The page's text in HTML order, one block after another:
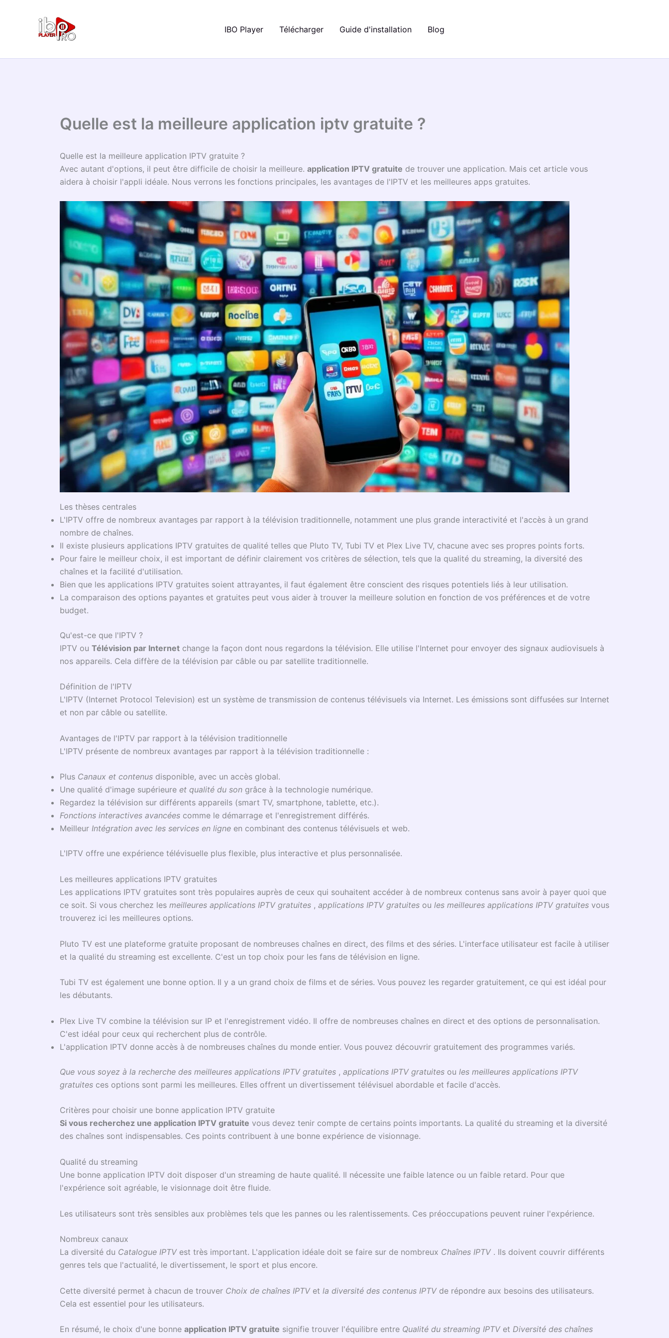
IBO Player Télécharger Guide d'installation Blog
Quelle est la meilleure application iptv gratuite ?
Quelle est la meilleure application IPTV gratuite ?
Avec autant d'options, il peut être difficile de choisir la meilleure. application IPTV gratuite de trouver une application. Mais cet article vous
aidera à choisir l'appli idéale. Nous verrons les fonctions principales, les avantages de l'IPTV et les meilleures apps gratuites.
Les thèses centrales
L'IPTV offre de nombreux avantages par rapport à la télévision traditionnelle, notamment une plus grande interactivité et l'accès à un grand
nombre de chaînes.
Il existe plusieurs applications IPTV gratuites de qualité telles que Pluto TV, Tubi TV et Plex Live TV, chacune avec ses propres points forts.
Pour faire le meilleur choix, il est important de définir clairement vos critères de sélection, tels que la qualité du streaming, la diversité des
chaînes et la facilité d'utilisation.
Bien que les applications IPTV gratuites soient attrayantes, il faut également être conscient des risques potentiels liés à leur utilisation.
La comparaison des options payantes et gratuites peut vous aider à trouver la meilleure solution en fonction de vos préférences et de votre
budget.
Qu'est-ce que l'IPTV ?
IPTV ou Télévision par Internet change la façon dont nous regardons la télévision. Elle utilise l'Internet pour envoyer des signaux audiovisuels à
nos appareils. Cela diffère de la télévision par câble ou par satellite traditionnelle.
Définition de l'IPTV
L'IPTV (Internet Protocol Television) est un système de transmission de contenus télévisuels via Internet. Les émissions sont diffusées sur Internet
et non par câble ou satellite.
Avantages de l'IPTV par rapport à la télévision traditionnelle
L'IPTV présente de nombreux avantages par rapport à la télévision traditionnelle :
Plus Canaux et contenus disponible, avec un accès global.
Une qualité d'image supérieure et qualité du son grâce à la technologie numérique.
Regardez la télévision sur différents appareils (smart TV, smartphone, tablette, etc.).
Fonctions interactives avancées comme le démarrage et l'enregistrement différés.
Meilleur Intégration avec les services en ligne en combinant des contenus télévisuels et web.
L'IPTV offre une expérience télévisuelle plus flexible, plus interactive et plus personnalisée.
Les meilleures applications IPTV gratuites
Les applications IPTV gratuites sont très populaires auprès de ceux qui souhaitent accéder à de nombreux contenus sans avoir à payer quoi que
ce soit. Si vous cherchez les meilleures applications IPTV gratuites , applications IPTV gratuites ou les meilleures applications IPTV gratuites vous
trouverez ici les meilleures options.
Pluto TV est une plateforme gratuite proposant de nombreuses chaînes en direct, des films et des séries. L'interface utilisateur est facile à utiliser
et la qualité du streaming est excellente. C'est un top choix pour les fans de télévision en ligne.
Tubi TV est également une bonne option. Il y a un grand choix de films et de séries. Vous pouvez les regarder gratuitement, ce qui est idéal pour
les débutants.
Plex Live TV combine la télévision sur IP et l'enregistrement vidéo. Il offre de nombreuses chaînes en direct et des options de personnalisation.
C'est idéal pour ceux qui recherchent plus de contrôle.
L'application IPTV donne accès à de nombreuses chaînes du monde entier. Vous pouvez découvrir gratuitement des programmes variés.
Que vous soyez à la recherche des meilleures applications IPTV gratuites , applications IPTV gratuites ou les meilleures applications IPTV
gratuites ces options sont parmi les meilleures. Elles offrent un divertissement télévisuel abordable et facile d'accès.
Critères pour choisir une bonne application IPTV gratuite
Si vous recherchez une application IPTV gratuite vous devez tenir compte de certains points importants. La qualité du streaming et la diversité
des chaînes sont indispensables. Ces points contribuent à une bonne expérience de visionnage.
Qualité du streaming
Une bonne application IPTV doit disposer d'un streaming de haute qualité. Il nécessite une faible latence ou un faible retard. Pour que
l'expérience soit agréable, le visionnage doit être fluide.
Les utilisateurs sont très sensibles aux problèmes tels que les pannes ou les ralentissements. Ces préoccupations peuvent ruiner l'expérience.
Nombreux canaux
La diversité du Catalogue IPTVest très important. L'application idéale doit se faire sur de nombreux Chaînes IPTV. Ils doivent couvrir différents
genres tels que l'actualité, le divertissement, le sport et plus encore.
Cette diversité permet à chacun de trouver Choix de chaînes IPTVet la diversité des contenus IPTVde répondre aux besoins des utilisateurs.
Cela est essentiel pour les utilisateurs.
En résumé, le choix d'une bonne application IPTV gratuite signifie trouver l'équilibre entre Qualité du streaming IPTVet Diversité des chaînes